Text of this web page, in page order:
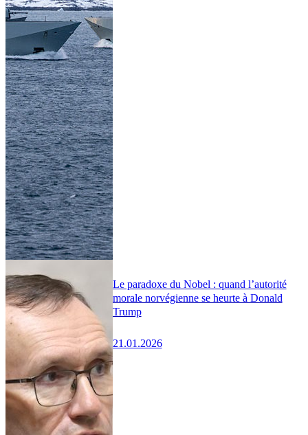
Le paradoxe du Nobel : quand l’autorité
morale norvégienne se heurte à Donald
Trump
21.01.2026